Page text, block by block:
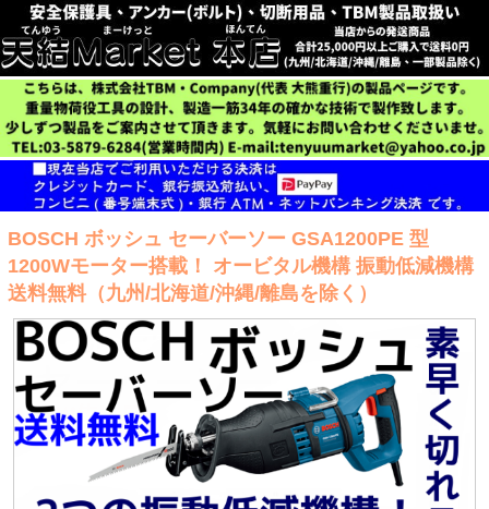
BOSCH ボッシュ セーバーソー GSA1200PE 型
1200Wモーター搭載！ オービタル機構 振動低減機構
送料無料（九州/北海道/沖縄/離島を除く）